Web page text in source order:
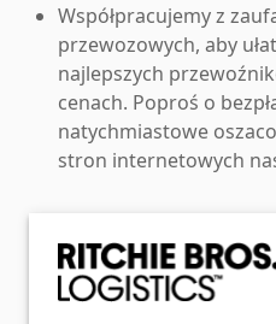
Współpracujemy z
przewozowych, aby
najlepszych
cenach. Poproś o
natychmiastowe
stron internetowych